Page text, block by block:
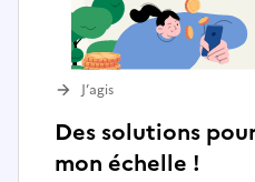
Des solutions
mon échelle !
J’agis